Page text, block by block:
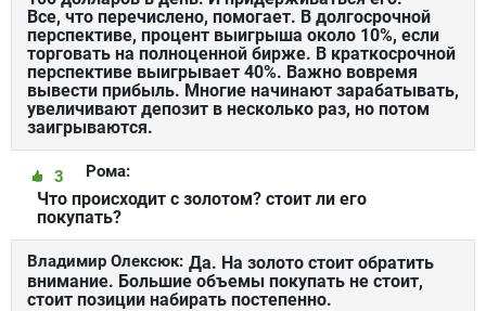
Все, что перечислено, помогает. В долгосрочной
перспективе, процент выигрыша около 10%, если
торговать на полноценной бирже. В краткосрочной
перспективе выигрывает 40%. Важно вовремя
вывести прибыль. Многие начинают зарабатывать,
увеличивают депозит в несколько раз, но потом
заигрываются.
Рома:
3
Что происходит с золотом? стоит ли его
покупать?
Владимир Олексюк: Да. На золото стоит обратить
внимание. Большие объемы покупать не стоит,
стоит позиции набирать постепенно.